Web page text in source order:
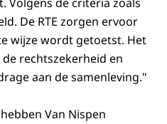
De RTE zorgen ervoor
wijze wordt getoetst. Het
rechtszekerheid en
aan de samenleving."
Van Nispen